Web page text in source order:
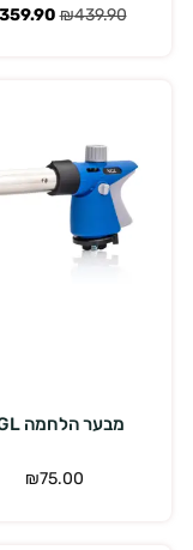
₪439.90
₪359.90
מבער הלחמה NGL
₪75.00